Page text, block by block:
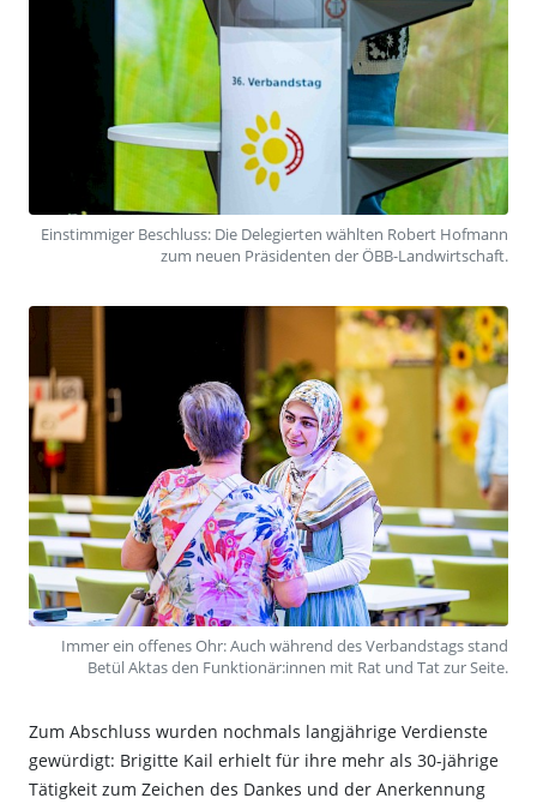
Einstimmiger Beschluss: Die Delegierten wählten Robert Hofmann
zum neuen Präsidenten der ÖBB-Landwirtschaft.
Immer ein offenes Ohr: Auch während des Verbandstags stand
Betül Aktas den Funktionär:innen mit Rat und Tat zur Seite.
Zum Abschluss wurden nochmals langjährige Verdienste
gewürdigt: Brigitte Kail erhielt für ihre mehr als 30-jährige
Tätigkeit zum Zeichen des Dankes und der Anerkennung